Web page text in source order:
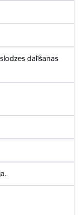
dalīšanas